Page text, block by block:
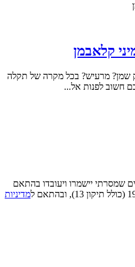
קלאבמן
שמן? מרעיש? בכל מקרה של תקלה
חשוב לפנות אל...
שמסרתי יישמרו ויעובדו בהתאם
מדיניות